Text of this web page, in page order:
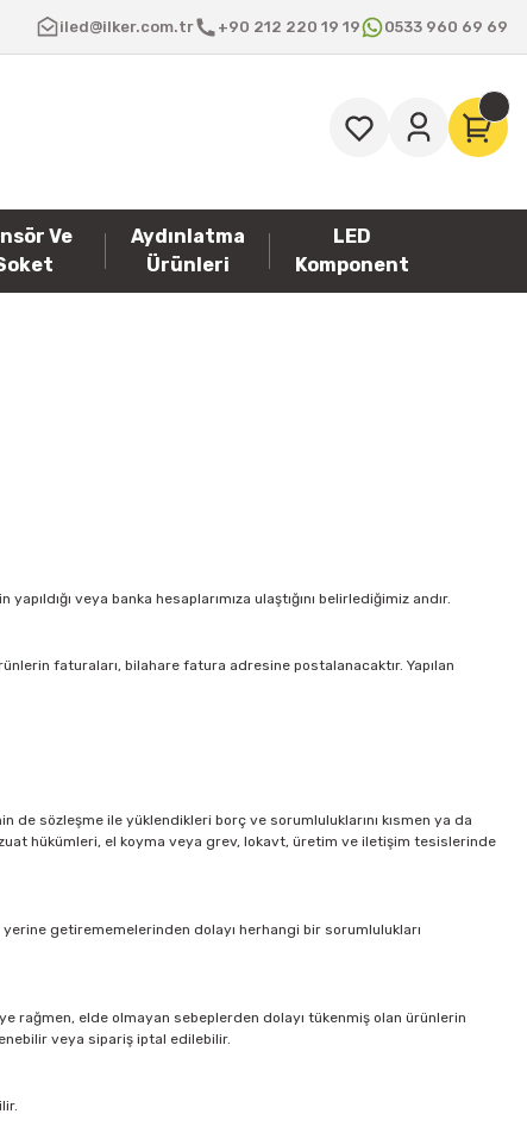
iled@ilker.com.tr +90 212 220 19 19 0533 960 69 69
Ve
Aydınlatma
Ürünleri
LED
Komponent
veya banka hesaplarımıza ulaştığını belirlediğimiz andır.
faturaları, bilahare fatura adresine postalanacaktır. Yapılan
de sözleşme ile yüklendikleri borç ve sorumluluklarını kısmen ya da
hükümleri, el koyma veya grev, lokavt, üretim ve iletişim tesislerinde
getirememelerinden dolayı herhangi bir sorumlulukları
rağmen, elde olmayan sebeplerden dolayı tükenmiş olan ürünlerin
veya sipariş iptal edilebilir.